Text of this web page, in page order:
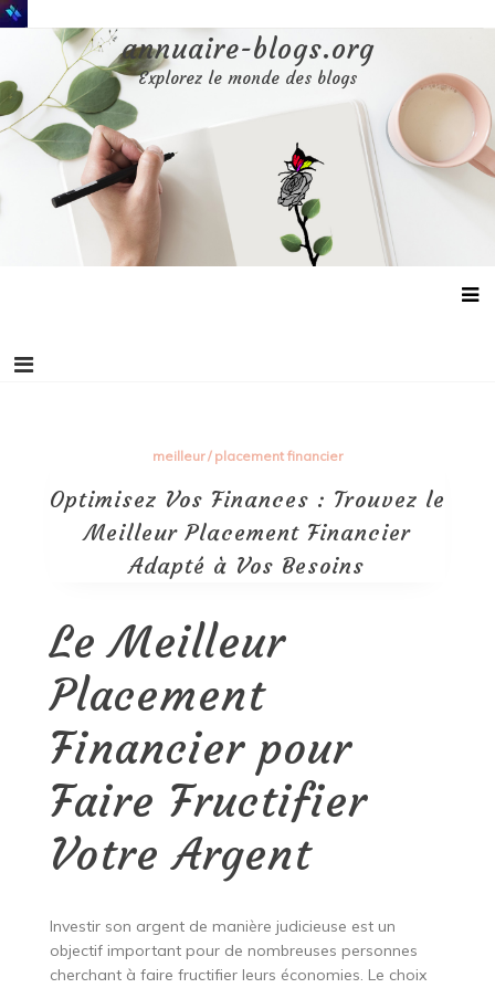
Aller
au
annuaire-blogs.org
Explorez le monde des blogs
meilleur/ placement financier
Optimisez Vos Finances : Trouvez le
Meilleur Placement Financier
Adapté à Vos Besoins
Le Meilleur
Placement
Financier pour
Faire Fructifier
Votre Argent
Investir son argent de manière judicieuse est un
objectif important pour de nombreuses personnes
cherchant à faire fructifier leurs économies. Le choix